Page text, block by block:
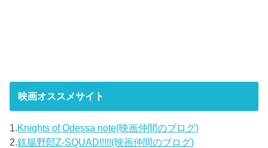
映画オススメサイト
1.Knights of Odessa note(映画仲間のブログ)
2.鉄腸野郎Z-SQUAD!!!!!(映画仲間のブログ)